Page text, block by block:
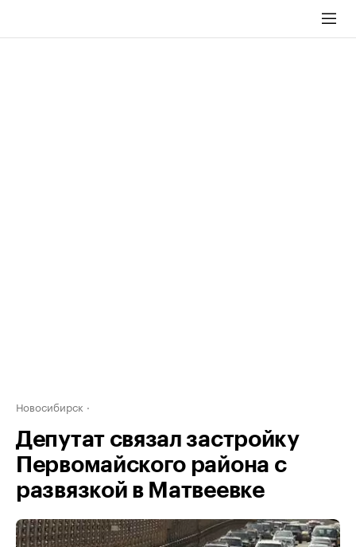
Новосибирск
Депутат связал застройку
Первомайского района с
развязкой в Матвеевке